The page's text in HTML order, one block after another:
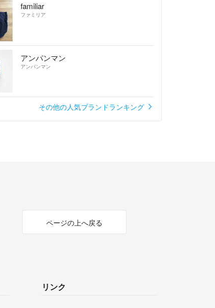
familiar
ファミリア
アンパンマン
アンパンマン
その他の人気ブランドランキング
ページの上へ戻る
リンク